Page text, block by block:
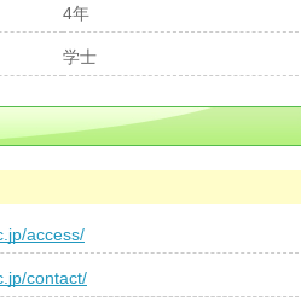
4年
学士
access/
contact/